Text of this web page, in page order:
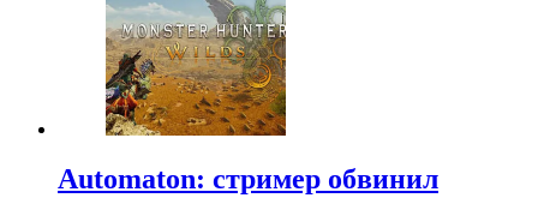
Automaton: стример обвинил